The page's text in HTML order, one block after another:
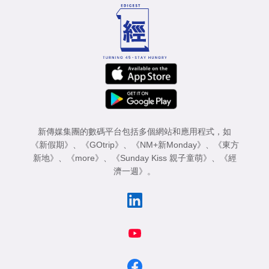
新傳媒集團的數碼平台包括多個網站和應用程式，如
《新假期》 、 《GOtrip》 、 《NM+新Monday》 、
《東方
新地》 、 《more》 、 《Sunday Kiss 親子童萌》 、
《經
濟一週》 。